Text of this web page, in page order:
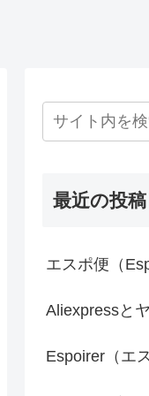
最近の投稿
エスポ便（
Aliexpressと
Espoirer（エ